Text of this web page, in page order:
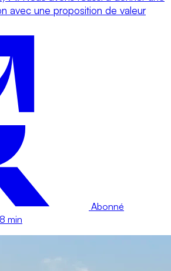
avec une proposition de valeur
Abonné
8 min